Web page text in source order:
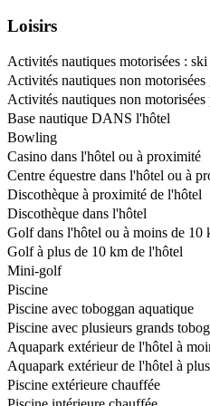
Loisirs
Activités nautiques motorisées :
Activités nautiques non
Activités nautiques non
Base nautique DANS l'hôtel
Bowling
Casino dans l'hôtel ou à proximité
Centre équestre dans l'hôtel ou à
Discothèque à proximité de l'hôtel
Discothèque dans l'hôtel
Golf dans l'hôtel ou à moins de 10
Golf à plus de 10 km de l'hôtel
Mini-golf
Piscine
Piscine avec toboggan aquatique
Piscine avec plusieurs grands
Aquapark extérieur de l'hôtel à
Aquapark extérieur de l'hôtel à
Piscine extérieure chauffée